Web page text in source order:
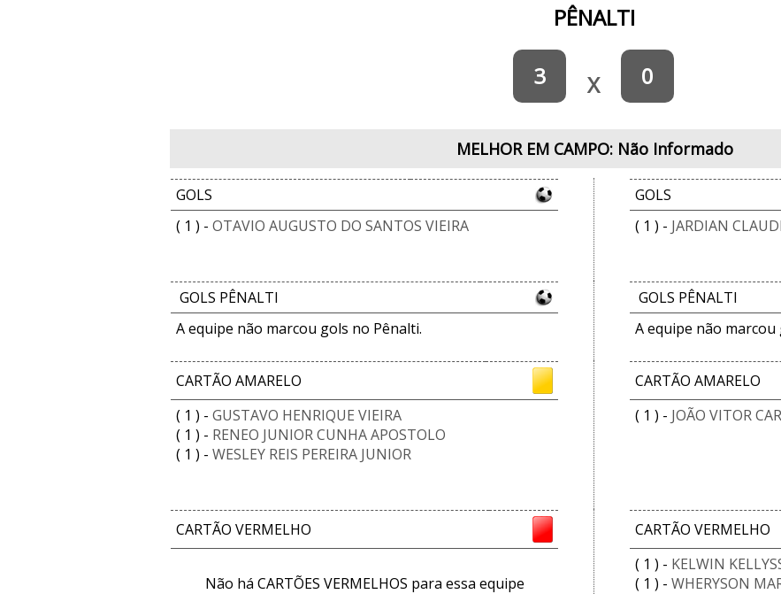
PÊNALTI
3
X 0
MELHOR EM CAMPO: Não Informado
GOLS
( 1 ) - OTAVIO AUGUSTO DO SANTOS VIEIRA
GOLS
( 1 ) - JARDIAN
GOLS PÊNALTI
A equipe não marcou gols no Pênalti.
GOLS PÊNALTI
A equipe não marcou
CARTÃO AMARELO
( 1 ) - GUSTAVO HENRIQUE VIEIRA
( 1 ) - RENEO JUNIOR CUNHA APOSTOLO
( 1 ) - WESLEY REIS PEREIRA JUNIOR
CARTÃO AMARELO
( 1 ) - JOÃO VITOR
CARTÃO VERMELHO
Não há CARTÕES VERMELHOS para essa equipe
CARTÃO VERMELHO
( 1 ) - KELWIN
( 1 ) - WHERYSON